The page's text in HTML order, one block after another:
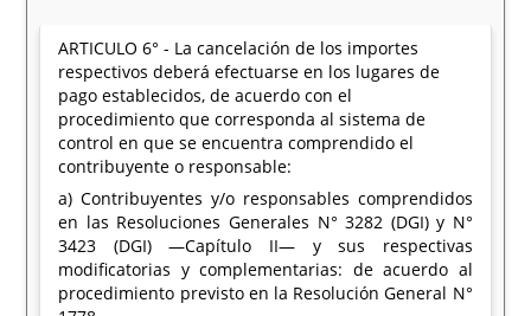
ARTICULO 6° - La cancelación de los importes
respectivos deberá efectuarse en los lugares de
pago establecidos, de acuerdo con el
procedimiento que corresponda al sistema de
control en que se encuentra comprendido el
contribuyente o responsable:
a) Contribuyentes y/o responsables comprendidos
en las Resoluciones Generales N° 3282 (DGI) y N°
3423 (DGI) —Capítulo II— y sus respectivas
modificatorias y complementarias: de acuerdo al
procedimiento previsto en la Resolución General N°